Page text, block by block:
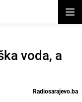
voda, a
Radiosarajevo.ba